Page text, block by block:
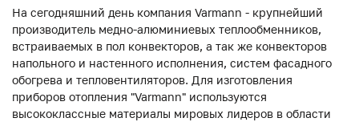
На сегодняшний день компания Varmann - крупнейший
производитель медно-алюминиевых теплообменников,
встраиваемых в пол конвекторов, а так же конвекторов
напольного и настенного исполнения, систем фасадного
обогрева и тепловентиляторов. Для изготовления
приборов отопления "Varmann" используются
высококлассные материалы мировых лидеров в области